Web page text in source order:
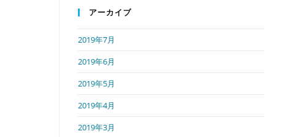
アーカイブ
2019年7月
2019年6月
2019年5月
2019年4月
2019年3月